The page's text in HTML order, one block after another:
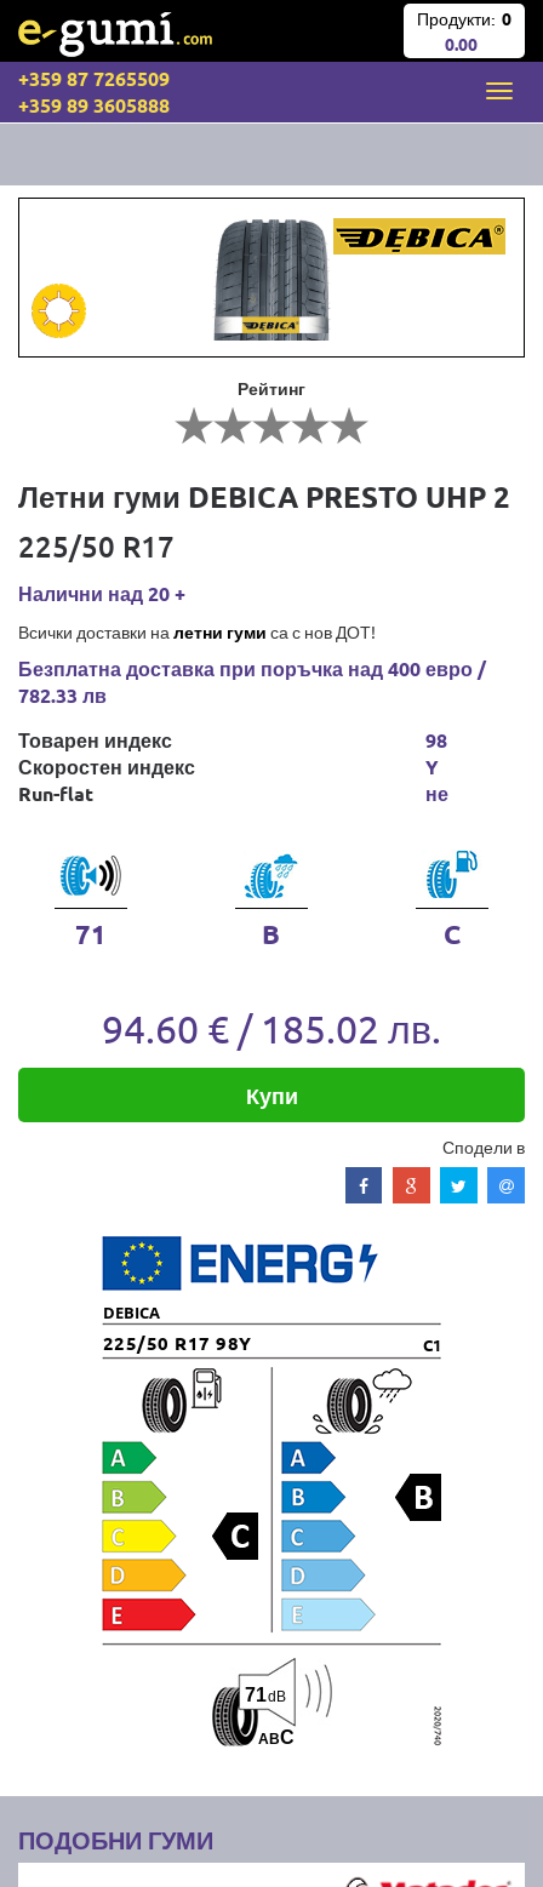
Продукти: 0
0.00
+359 87 7265509
+359 89 3605888
Рейтинг
Летни гуми DEBICA PRESTO UHP 2
225/50 R17
Налични над 20 +
Всички доставки на летни гуми са с нов ДОТ!
Безплатна доставка при поръчка над 400 евро /
782.33 лв
Товарен индекс
Скоростен индекс
Run-flat
98
Y
не
71 B C
94.60 € / 185.02 лв.
Купи
Сподели в
DEBICA
225/50 R17 98Y C1
ABC
71dB
ПОДОБНИ ГУМИ